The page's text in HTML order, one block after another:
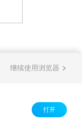
版权所有继续使用浏览器
打开